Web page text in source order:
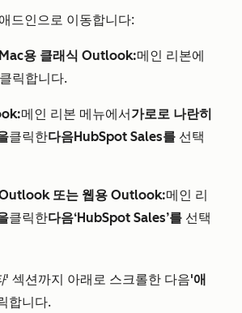
드인으로 이동합니다:
용 클래식 Outlook:메인 리본에
클릭합니다.
메인 리본 메뉴에서가로로 나란히
클릭한다음HubSpot Sales를 선택
또는 웹용 Outlook:메인 리
클릭한다음‘HubSpot Sales’를 선택
' 섹션까지 아래로 스크롤한 다음'애
합니다.